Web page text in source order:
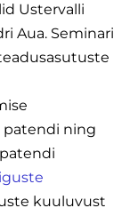
Ustervalli
Aua. Seminari
patendi ning
kuuluvust